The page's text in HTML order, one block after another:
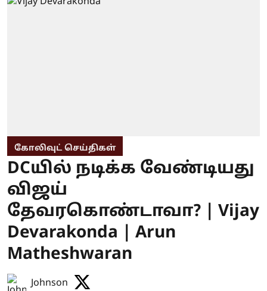
கோலிவுட் செய்திகள்
DCயில் நடிக்க வேண்டியது
விஜய்
தேவரகொண்டாவா? | Vijay
Devarakonda | Arun
Matheshwaran
Johnson